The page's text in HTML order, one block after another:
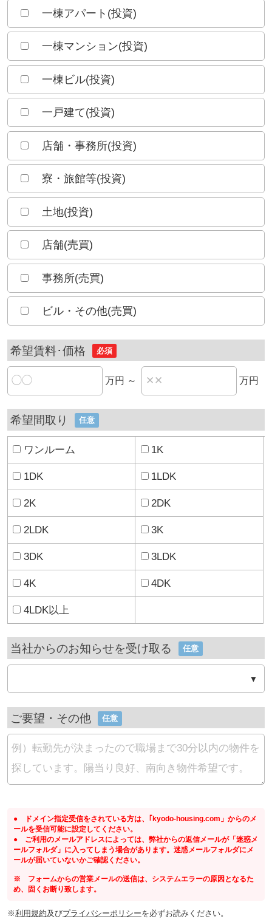
一棟アパート(投資)
一棟マンション(投資)
一棟ビル(投資)
一戸建て(投資)
店舗・事務所(投資)
寮・旅館等(投資)
土地(投資)
店舗(売買)
事務所(売買)
ビル・その他(売買)
希望賃料･価格 必須
万円 ～ 万円
希望間取り 任意
ワンルーム 1K
1DK 1LDK
2K 2DK
2LDK 3K
3DK 3LDK
4K 4DK
4LDK以上
当社からのお知らせを受け取る 任意
ご要望・その他 任意
● ドメイン指定受信をされている方は、｢kyodo-housing.com」からのメ
ールを受信可能に設定してください。
● ご利用のメールアドレスによっては、弊社からの返信メールが「迷惑メ
ールフォルダ」に入ってしまう場合があります。迷惑メールフォルダにメ
ールが届いていないかご確認ください。
※ フォームからの営業メールの送信は、システムエラーの原因となるた
め、固くお断り致します。
※利用規約及びプライバシーポリシーを必ずお読みください。